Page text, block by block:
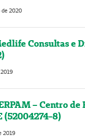
de 2020
Consultas e
– Centro de
(52004274-8)
2019